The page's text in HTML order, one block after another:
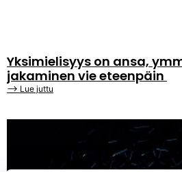
Yksimielisyys on ansa,
jakaminen vie eteenpäin
⟶ Lue juttu